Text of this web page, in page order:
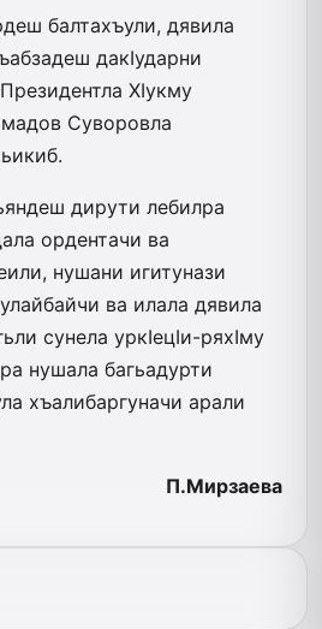
балтахъули, дявила
дакIударни
ХIукму
Суворовла
дирути лебилра
ордентачи ва
нушани игитунази
ва илала дявила
сунела уркIецIи-ряхIму
нушала багьадурти
хъалибаргуначи арали
П.Мирзаева